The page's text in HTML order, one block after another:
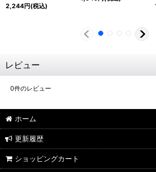
2,244円(税込)
レビュー
0件のレビュー
ホーム
更新履歴
ショッピングカート